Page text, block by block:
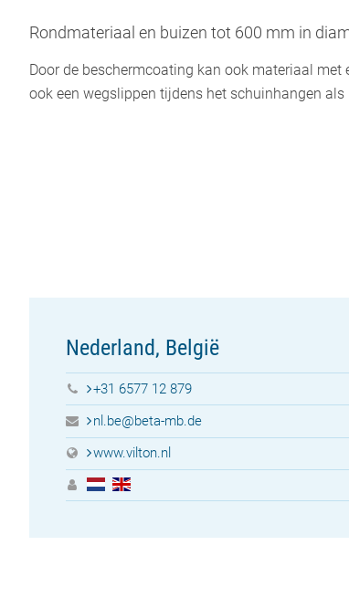
Rondmateriaal en buizen tot 600 mm in
Door de beschermcoating kan ook materiaal
ook een wegslippen tijdens het schuinhangen
Nederland, België
+31 6577 12 879
nl.be@beta-mb.de
www.vilton.nl